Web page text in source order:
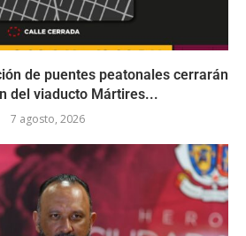
de puentes peatonales cerrarán
del viaducto Mártires...
7 agosto, 2026